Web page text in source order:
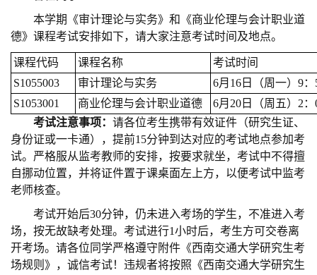
本学期《审计理论与实务》和《商业伦理与会计职业道
德》课程考试安排如下，请大家注意考试时间及地点。
课程代码 课程名称
考试时间
S1055003
审计理论与实务
6月16日（周一）9：
S1053001
商业伦理与会计职业道德
6月20日（周五）2：
考试注意事项： 请各位考生携带有效证件（研究生证、
身份证或一卡通），提前15分钟到达对应的考试地点参加考
试。严格服从监考教师的安排，按要求就坐，考试中不得擅
自挪动位置，并将证件置于课桌面左上方，以便考试中监考
老师核查。
考试开始后30分钟，仍未进入考场的学生，不准进入考
场，按无故缺考处理。考试进行1小时后，考生方可交卷离
开考场。请各位同学严格遵守附件《西南交通大学研究生考
场规则》，诚信考试！违规者将按照《西南交通大学研究生